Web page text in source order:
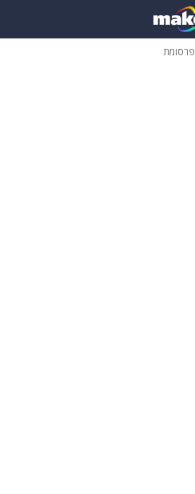
פרסומת